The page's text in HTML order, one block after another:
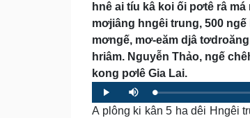
hnê ai tíu kâ koi ối pơtê râ
mơjiâng hngêi trung, 500
mơngế, mơ-eăm djâ
hriâm. Nguyễn Thảo, ngế
kong pơlê Gia Lai.
Play Mute Loaded:
0%
Progress:
0%
A plông ki kân 5 ha dêi Hngêi